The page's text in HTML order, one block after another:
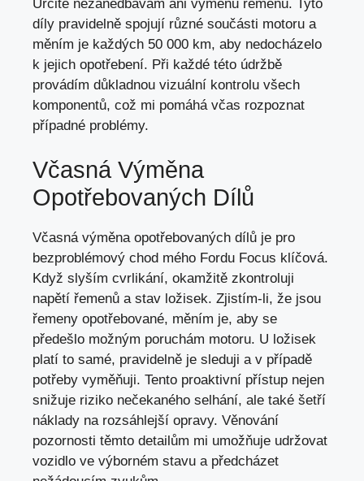
Určitě nezanedbávám ani výměnu řemenů. Tyto
díly pravidelně spojují různé součásti motoru a
měním je každých 50 000 km, aby nedocházelo
k jejich opotřebení. Při každé této údržbě
provádím důkladnou vizuální kontrolu všech
komponentů, což mi pomáhá včas rozpoznat
případné problémy.
Včasná Výměna
Opotřebovaných Dílů
Včasná výměna opotřebovaných dílů je pro
bezproblémový chod mého Fordu Focus klíčová.
Když slyším cvrlikání, okamžitě zkontroluji
napětí řemenů a stav ložisek. Zjistím-li, že jsou
řemeny opotřebované, měním je, aby se
předešlo možným poruchám motoru. U ložisek
platí to samé, pravidelně je sleduji a v případě
potřeby vyměňuji. Tento proaktivní přístup nejen
snižuje riziko nečekaného selhání, ale také šetří
náklady na rozsáhlejší opravy. Věnování
pozornosti těmto detailům mi umožňuje udržovat
vozidlo ve výborném stavu a předcházet